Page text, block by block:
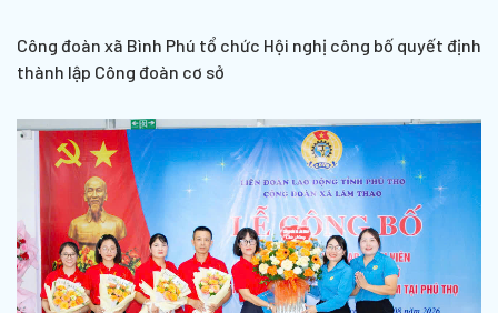
Công đoàn xã Bình Phú tổ chức Hội nghị công bố quyết định
thành lập Công đoàn cơ sở